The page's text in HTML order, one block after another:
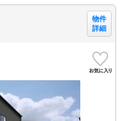
物件
詳細